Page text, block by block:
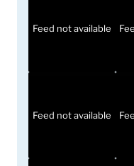
Feed not available
Feed not available